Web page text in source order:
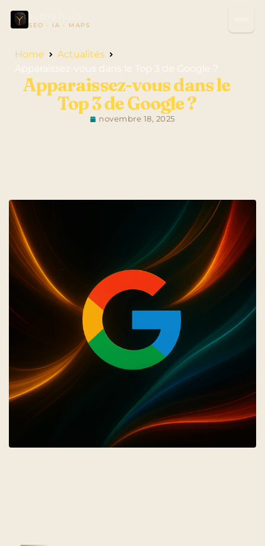
SEO · IA · MAPS
Home
Actualités
Apparaissez-vous dans le Top 3 de Google ?
Apparaissez-vous dans le
Top 3 de Google ?
novembre 18, 2025